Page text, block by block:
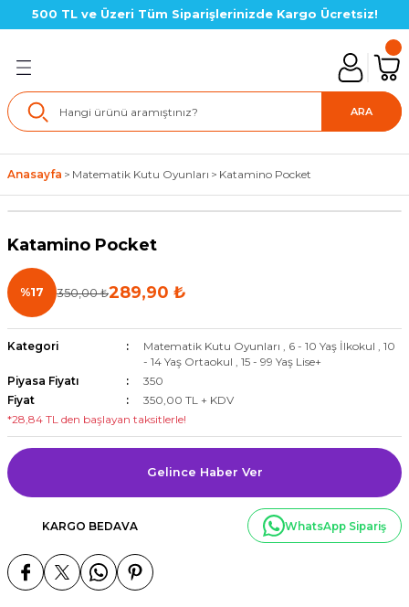
500 TL ve Üzeri Tüm Siparişlerinizde Kargo Ücretsiz!
Geri Dön
SETLERİ
Setler
Setler(LGS Hazırlık)
Setler
Setler
ARA
Anasayfa Matematik Kutu Oyunları Katamino Pocket
Katamino Pocket
%17 350,00 ₺289,90 ₺
Kategori Matematik Kutu Oyunları , 6 - 10 Yaş İlkokul , 10
- 14 Yaş Ortaokul , 15 - 99 Yaş Lise+
Piyasa Fiyatı
350
Fiyat
350,00 TL + KDV
*28,84 TL den başlayan taksitlerle!
Gelince Haber Ver
KARGO BEDAVA WhatsApp Sipariş